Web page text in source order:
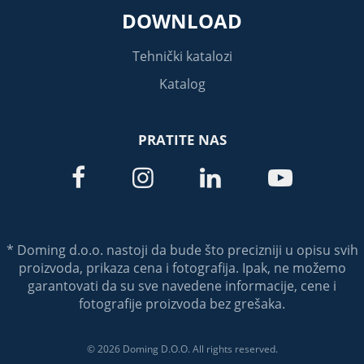
DOWNLOAD
Tehnički katalozi
Katalog
PRATITE NAS
   
* Doming d.o.o. nastoji da bude što precizniji u opisu svih
proizvoda, prikaza cena i fotografija. Ipak, ne možemo
garantovati da su sve navedene informacije, cene i
fotografije proizvoda bez grešaka.
© 2026 Doming D.O.O. All rights reserved.